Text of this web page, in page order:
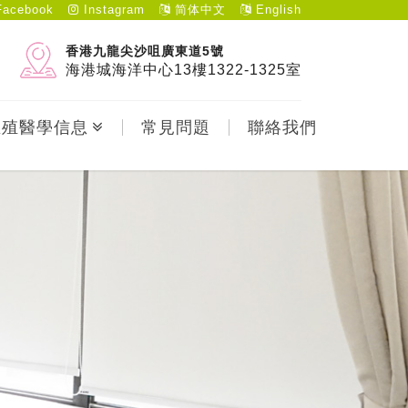
Instagram 简体中文 English
香港九龍尖沙咀廣東道5號
海港城海洋中心13樓1322-1325室
醫學信息 常見問題 聯絡我們